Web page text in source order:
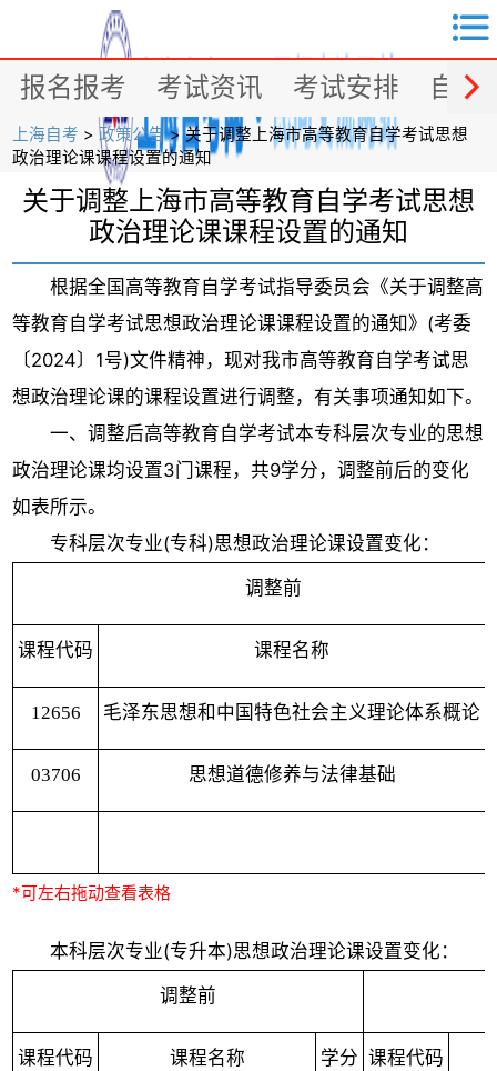

报名报考 考试资讯 考试安排 自考

上海自考 >政策公告> 关于调整上海市高等教育自学考试思想
政治理论课课程设置的通知
关于调整上海市高等教育自学考试思想
政治理论课课程设置的通知
根据全国高等教育自学考试指导委员会《关于调整高
等教育自学考试思想政治理论课课程设置的通知》(考委
〔2024〕1号)文件精神，现对我市高等教育自学考试思
想政治理论课的课程设置进行调整，有关事项通知如下。
一、调整后高等教育自学考试本专科层次专业的思想
政治理论课均设置3门课程，共9学分，调整前后的变化
如表所示。
专科层次专业(专科)思想政治理论课设置变化：
调整前
课程代码 课程名称
12656 毛泽东思想和中国特色社会主义理论体系概论
03706 思想道德修养与法律基础
本科层次专业(专升本)思想政治理论课设置变化：
调整前
课程代码 课程名称 学分 课程代码